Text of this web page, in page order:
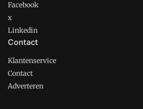
Facebook
x
Linkedin
Contact
Klantenservice
Contact
Adverteren